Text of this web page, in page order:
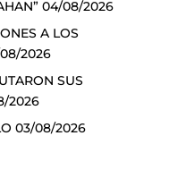
04/08/2026
A LOS
2026
SUS
2026
03/08/2026